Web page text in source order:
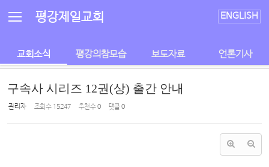
평강제일교회 ENGLISH
교회소식 평강의참모습 보도자료 언론기사
구속사 시리즈 12권(상) 출간 안내
관리자 조회 수 15247 추천 수0 댓글0